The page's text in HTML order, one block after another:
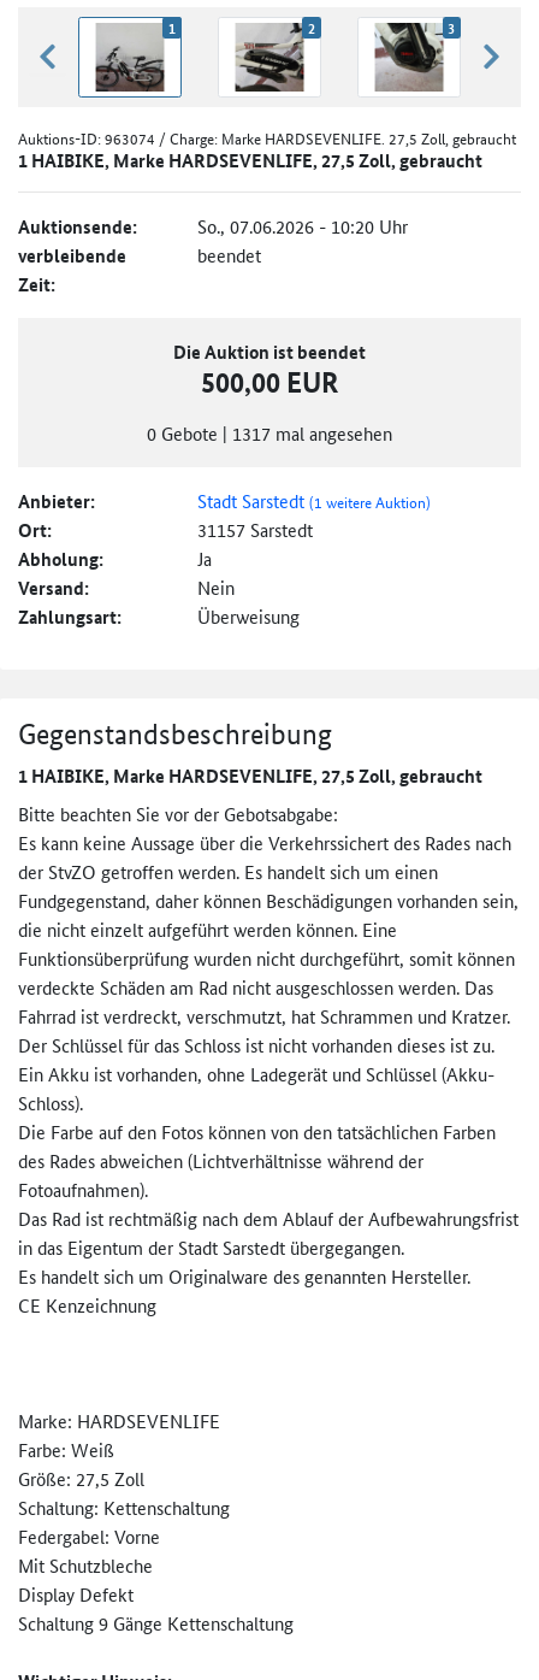
zurück blättern
1 2 3
Auktions-ID:963074 / Charge: Marke HARDSEVENLIFE. 27,5 Zoll, gebraucht
1 HAIBIKE, Marke HARDSEVENLIFE, 27,5 Zoll, gebraucht
Auktionsende: So., 07.06.2026 - 10:20 Uhr
verbleibende
Zeit:
beendet
Die Auktion ist beendet
500,00 EUR
0 Gebote | 1317 mal angesehen
Anbieter: Stadt Sarstedt(1 weitere Auktion)
Ort: 31157 Sarstedt
Abholung: Ja
Versand: Nein
Zahlungsart: Überweisung
Gegenstandsbeschreibung
1 HAIBIKE, Marke HARDSEVENLIFE, 27,5 Zoll, gebraucht
Bitte beachten Sie vor der Gebotsabgabe:
Es kann keine Aussage über die Verkehrssichert des Rades nach
der StvZO getroffen werden. Es handelt sich um einen
Fundgegenstand, daher können Beschädigungen vorhanden sein,
die nicht einzelt aufgeführt werden können. Eine
Funktionsüberprüfung wurden nicht durchgeführt, somit können
verdeckte Schäden am Rad nicht ausgeschlossen werden. Das
Fahrrad ist verdreckt, verschmutzt, hat Schrammen und Kratzer.
Der Schlüssel für das Schloss ist nicht vorhanden dieses ist zu.
Ein Akku ist vorhanden, ohne Ladegerät und Schlüssel (Akku-
Schloss).
Die Farbe auf den Fotos können von den tatsächlichen Farben
des Rades abweichen (Lichtverhältnisse während der
Fotoaufnahmen).
Das Rad ist rechtmäßig nach dem Ablauf der Aufbewahrungsfrist
in das Eigentum der Stadt Sarstedt übergegangen.
Es handelt sich um Originalware des genannten Hersteller.
CE Kenzeichnung
Marke: HARDSEVENLIFE
Farbe: Weiß
Größe: 27,5 Zoll
Schaltung: Kettenschaltung
Federgabel: Vorne
Mit Schutzbleche
Display Defekt
Schaltung 9 Gänge Kettenschaltung